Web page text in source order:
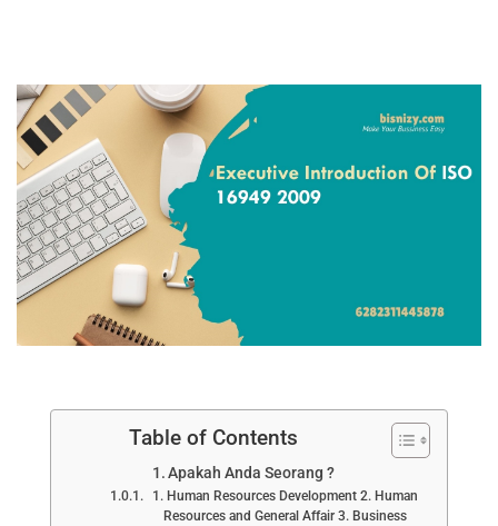
Table of Contents
Apakah Anda Seorang ?
1. Human Resources Development 2. Human
Resources and General Affair 3. Business